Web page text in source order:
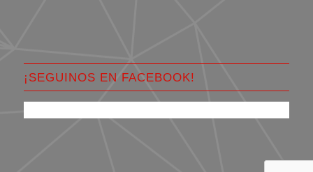
¡SEGUINOS EN FACEBOOK!